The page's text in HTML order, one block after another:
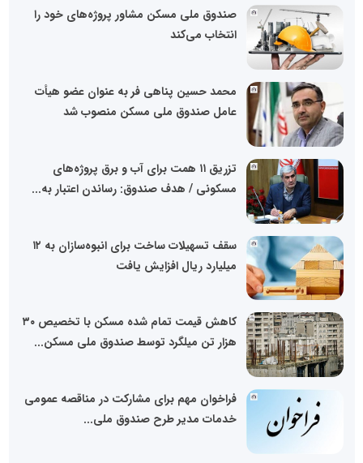
صندوق ملی مسکن مشاور پروژه‌های خود را
انتخاب می‌کند
محمد حسین پناهی فر به عنوان عضو هیأت
عامل صندوق ملی مسکن منصوب شد
تزریق ۱۱ همت برای آب و برق پروژه‌های
مسکونی / هدف صندوق: رساندن اعتبار به...
سقف تسهیلات ساخت برای انبوه‌سازان به ۱۲
میلیارد ریال افزایش یافت
کاهش قیمت تمام شده مسکن با تخصیص ۳۰
هزار تن میلگرد توسط صندوق ملی مسکن...
فراخوان مهم برای مشارکت در مناقصه عمومی
خدمات مدیر طرح صندوق ملی...